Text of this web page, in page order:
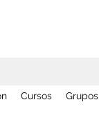
Cursos Grupos